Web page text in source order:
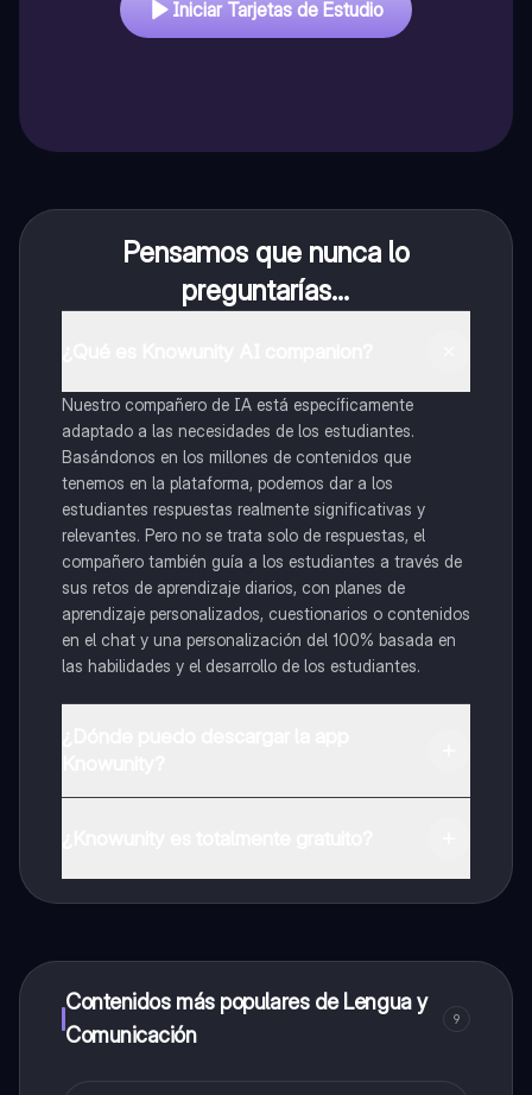
Iniciar Tarjetas de Estudio
Pensamos que nunca lo
preguntarías...
Nuestro compañero de IA está específicamente
adaptado a las necesidades de los estudiantes.
Basándonos en los millones de contenidos que
tenemos en la plataforma, podemos dar a los
estudiantes respuestas realmente significativas y
relevantes. Pero no se trata solo de respuestas, el
compañero también guía a los estudiantes a través de
sus retos de aprendizaje diarios, con planes de
aprendizaje personalizados, cuestionarios o contenidos
en el chat y una personalización del 100% basada en
las habilidades y el desarrollo de los estudiantes.
a determinadas funciones.
Contenidos más populares de Lengua y
Comunicación
9